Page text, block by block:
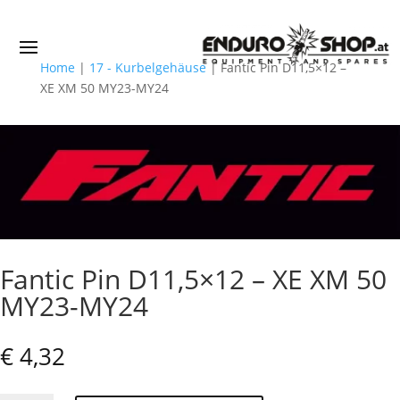
Home | 17 - Kurbelgehäuse| Fantic Pin D11,5×12 –
XE XM 50 MY23-MY24
Fantic Pin D11,5×12 – XE XM 50
MY23-MY24
€4,32